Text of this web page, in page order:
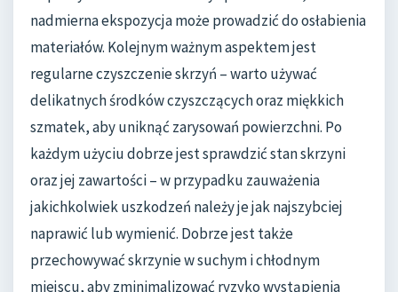
nadmierna ekspozycja może prowadzić do osłabienia
materiałów. Kolejnym ważnym aspektem jest
regularne czyszczenie skrzyń – warto używać
delikatnych środków czyszczących oraz miękkich
szmatek, aby uniknąć zarysowań powierzchni. Po
każdym użyciu dobrze jest sprawdzić stan skrzyni
oraz jej zawartości – w przypadku zauważenia
jakichkolwiek uszkodzeń należy je jak najszybciej
naprawić lub wymienić. Dobrze jest także
przechowywać skrzynie w suchym i chłodnym
miejscu, aby zminimalizować ryzyko wystąpienia